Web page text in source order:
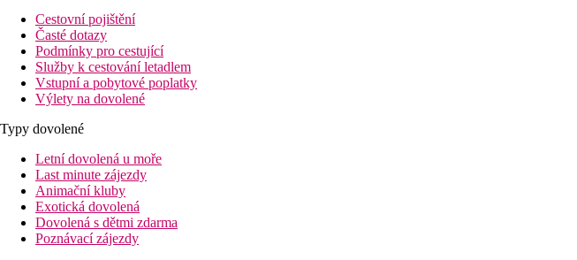
Cestovní pojištění
Časté dotazy
Podmínky pro cestující
Služby k cestování letadlem
Vstupní a pobytové poplatky
Výlety na dovolené
Typy dovolené
Letní dovolená u moře
Last minute zájezdy
Animační kluby
Exotická dovolená
Dovolená s dětmi zdarma
Poznávací zájezdy